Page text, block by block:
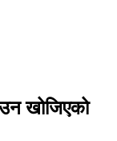
खोजिएको